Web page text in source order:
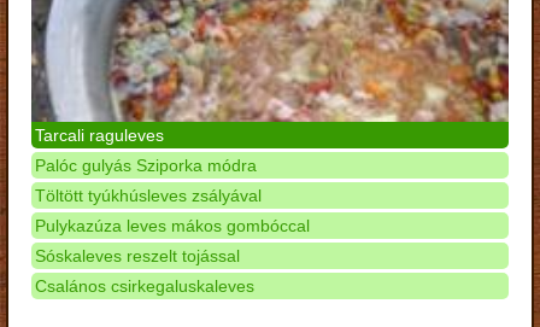
Tarcali raguleves
Palóc gulyás Sziporka módra
Töltött tyúkhúsleves zsályával
Pulykazúza leves mákos gombóccal
Sóskaleves reszelt tojással
Csalános csirkegaluskaleves